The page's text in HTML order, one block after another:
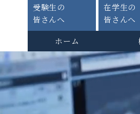
受験生の
皆さんへ
在学生の
皆さんへ
ホーム